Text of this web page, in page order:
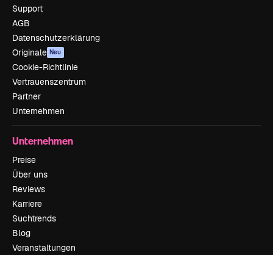
Support
AGB
Datenschutzerklärung
Originale Neu
Cookie-Richtlinie
Vertrauenszentrum
Partner
Unternehmen
Unternehmen
Preise
Über uns
Reviews
Karriere
Suchtrends
Blog
Veranstaltungen